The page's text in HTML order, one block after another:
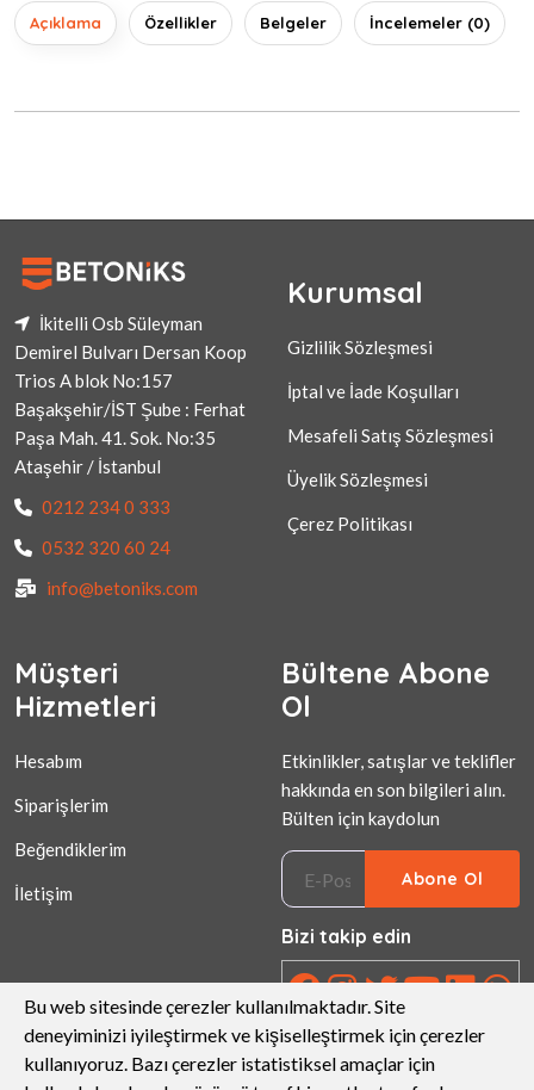
Açıklama Özellikler Belgeler İncelemeler (0)
İkitelli Osb Süleyman
Demirel Bulvarı Dersan Koop
Trios A blok No:157
Başakşehir/İST Şube : Ferhat
Paşa Mah. 41. Sok. No:35
Ataşehir / İstanbul
0212 234 0 333
0532 320 60 24
info@betoniks.com
Kurumsal
Gizlilik Sözleşmesi
İptal ve İade Koşulları
Mesafeli Satış Sözleşmesi
Üyelik Sözleşmesi
Çerez Politikası
Müşteri
Hizmetleri
Hesabım
Siparişlerim
Beğendiklerim
İletişim
Bültene Abone
Ol
Etkinlikler, satışlar ve teklifler
hakkında en son bilgileri alın.
Bülten için kaydolun
Abone Ol
Bizi takip edin
Bu web sitesinde çerezler kullanılmaktadır. Site
deneyiminizi iyileştirmek ve kişiselleştirmek için çerezler
kullanıyoruz. Bazı çerezler istatistiksel amaçlar için